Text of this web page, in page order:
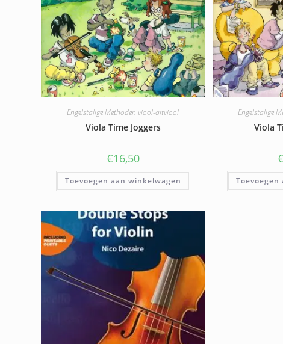
Engelstalige Methoden viool-altviool
Viola Time Joggers
€16,50
Toevoegen aan winkelwagen
Engelstalige
Viola
€